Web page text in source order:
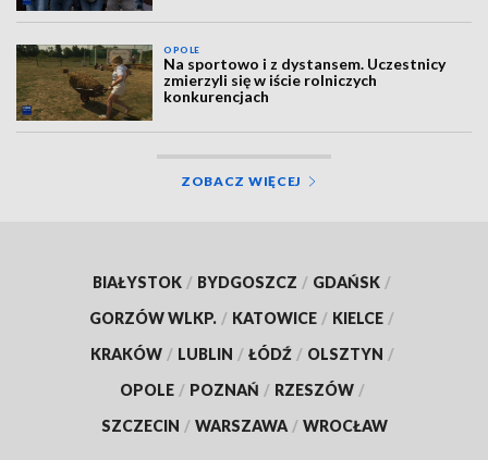
OPOLE
Na sportowo i z dystansem. Uczestnicy
zmierzyli się w iście rolniczych
konkurencjach
ZOBACZ WIĘCEJ
BIAŁYSTOK / BYDGOSZCZ / GDAŃSK /
GORZÓW WLKP. / KATOWICE / KIELCE /
KRAKÓW / LUBLIN / ŁÓDŹ / OLSZTYN /
OPOLE / POZNAŃ / RZESZÓW /
SZCZECIN / WARSZAWA / WROCŁAW